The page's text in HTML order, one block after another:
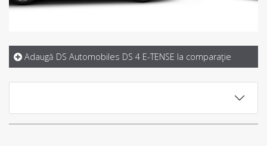
Adaugă DS Automobiles DS 4 E-TENSE la comparaţie